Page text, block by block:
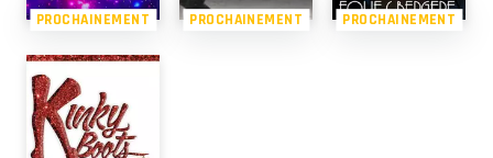
PROCHAINEMENT PROCHAINEMENT PROCHAINEMENT